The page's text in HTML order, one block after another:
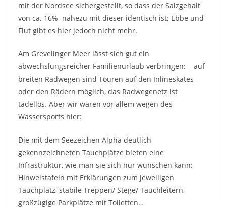
mit der Nordsee sichergestellt, so dass der Salzgehalt
von ca. 16% nahezu mit dieser identisch ist; Ebbe und
Flut gibt es hier jedoch nicht mehr.
Am Grevelinger Meer lässt sich gut ein
abwechslungsreicher Familienurlaub verbringen: auf
breiten Radwegen sind Touren auf den Inlineskates
oder den Rädern möglich, das Radwegenetz ist
tadellos. Aber wir waren vor allem wegen des
Wassersports hier:
Die mit dem Seezeichen Alpha deutlich
gekennzeichneten Tauchplätze bieten eine
Infrastruktur, wie man sie sich nur wünschen kann:
Hinweistafeln mit Erklärungen zum jeweiligen
Tauchplatz, stabile Treppen/ Stege/ Tauchleitern,
großzügige Parkplätze mit Toiletten…